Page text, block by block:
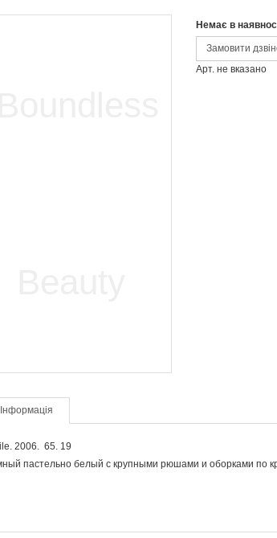
Немає в
Замовити
Арт. не вказано
Інформація
2006. 65. 19
пастельно белый с крупными рюшами и оборками по